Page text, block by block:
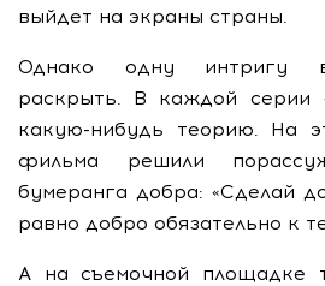
выйдет на экраны страны.
Однако одну интригу
раскрыть. В каждой серии
какую-нибудь теорию. На
фильма решили
бумеранга добра: «Сделай
равно добро обязательно к
А на съемочной площадке